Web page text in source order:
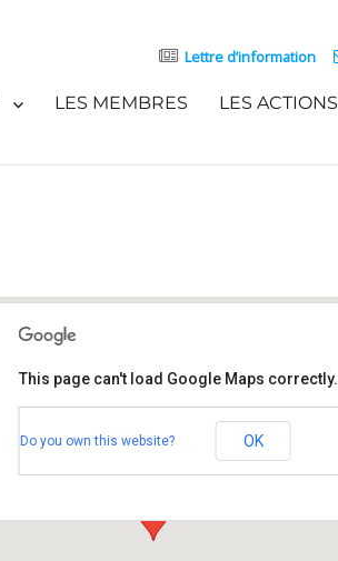
Lettre d’information
LES MEMBRES LES ACTIONS
17 Place Saint-Étienne - Strasbourg
This page can't load Google Maps correctly.
Do you own this website? OK